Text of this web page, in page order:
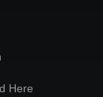
Here